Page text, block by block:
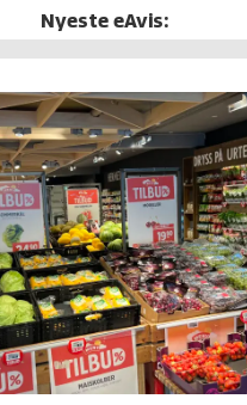
Nyeste eAvis: